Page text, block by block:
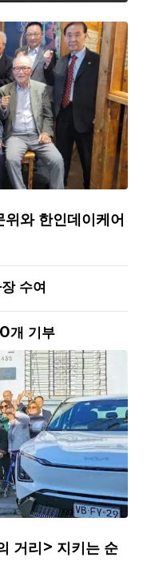
와 한인데이케어
수여
개 기부
거리> 지키는 순